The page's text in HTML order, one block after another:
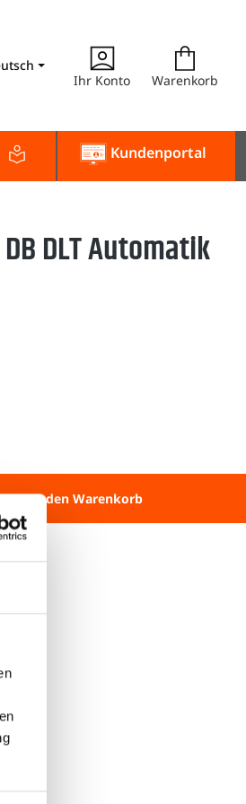
Ihr Konto
Warenkorb
Kundenportal
DB DLT Automatik
gewünschten Wert
In den Warenkorb